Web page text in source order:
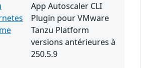
App Autoscaler CLI
Plugin pour VMware
Tanzu Platform
versions antérieures à
250.5.9